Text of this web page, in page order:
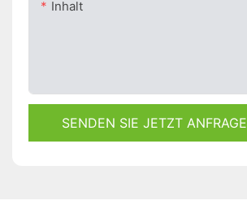
Inhalt
SENDEN SIE JETZT ANFRAGE